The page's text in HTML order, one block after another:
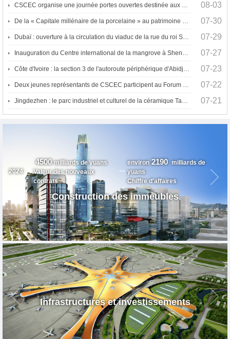
08-03
CSCEC organise une journée portes ouvertes destinée aux universités égyptiennes dans la zone économique TEDA du canal de Suez
07-30
De la « Capitale millénaire de la porcelaine » au patrimoine mondial de l'UNESCO : dix années d'engagement de CSCEC pour la préservation du patrimoine de Jingdezhen
07-29
Dubaï : ouverture à la circulation du viaduc de la rue du roi Salman et de la rue Al Naseem
07-27
Inauguration du Centre international de la mangrove à Shenzhen
07-23
Côte d'Ivoire : la section 3 de l'autoroute périphérique d'Abidjan Y4 passe avec succès sa réception provisoire
07-22
Deux jeunes représentants de CSCEC participent au Forum mondial pour le développement de la jeunesse 2026
07-21
Jingdezhen : le parc industriel et culturel de la céramique Taoxichuan remporte la plus haute distinction de l'iAONR
2024
4500 milliards de yuans
Valeur des nouveaux
contrats
environ 2190 milliards de
yuans
Chiffre d'affaires
Construction des immeubles
Infrastructures et investissements